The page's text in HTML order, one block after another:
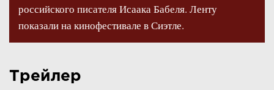
российского писателя Исаака Бабеля. Ленту
показали на кинофестивале в Сиэтле.
Трейлер